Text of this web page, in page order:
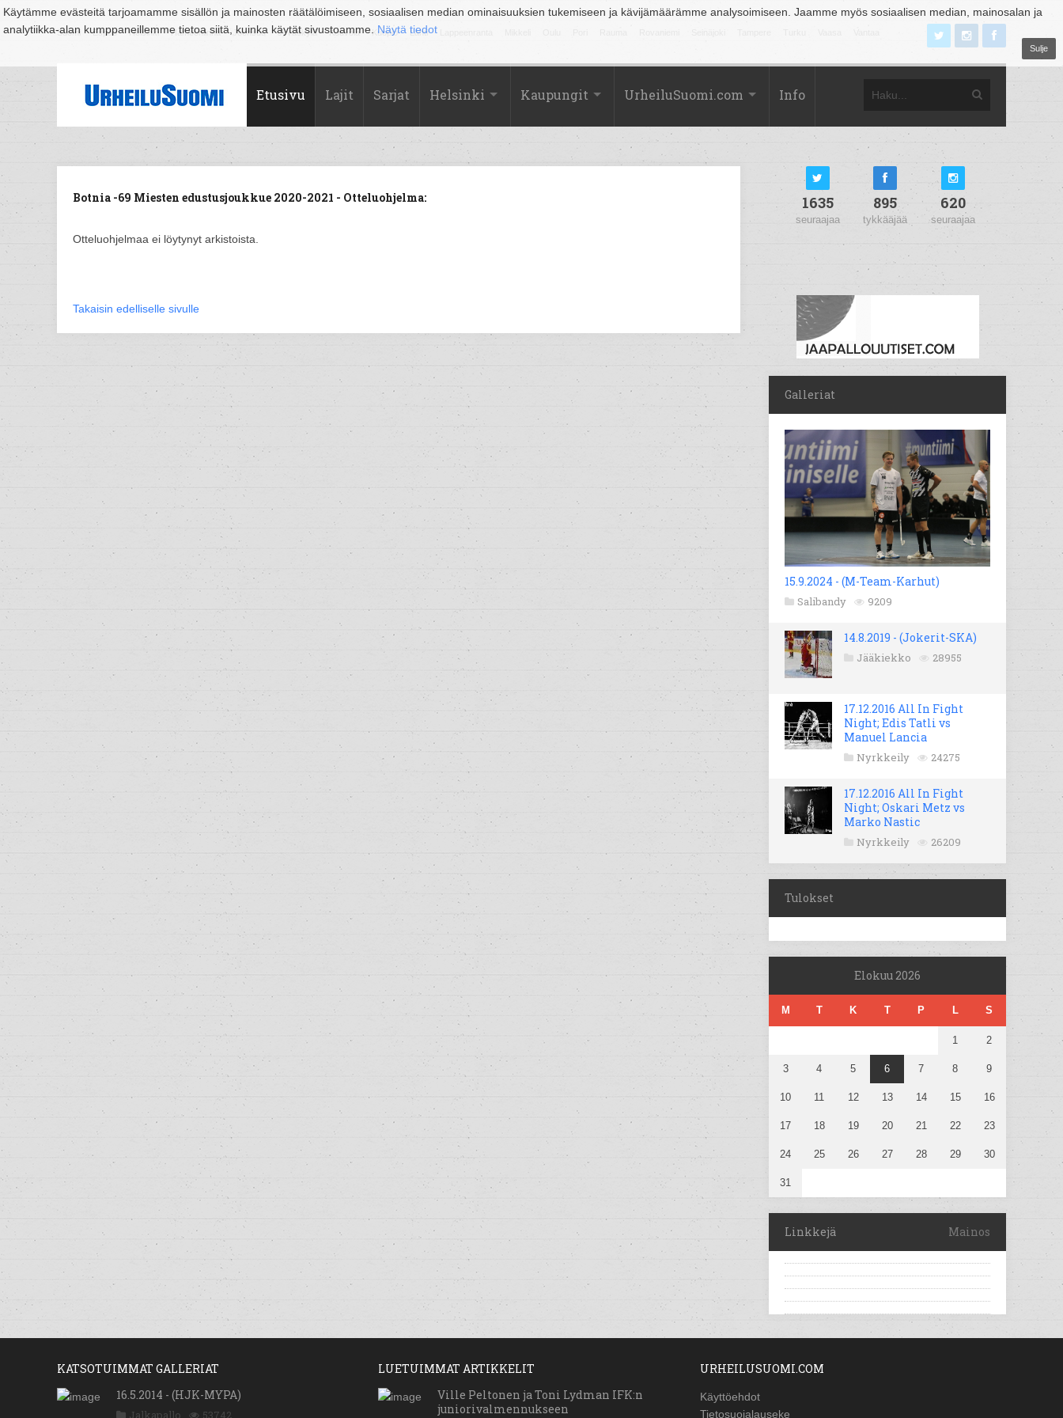
Käytämme evästeitä tarjoamamme sisällön ja mainosten räätälöimiseen, sosiaalisen median ominaisuuksien tukemiseen ja kävijämäärämme analysoimiseen. Jaamme myös sosiaalisen median, mainosalan ja
analytiikka-alan kumppaneillemme tietoa siitä, kuinka käytät sivustoamme. Näytä tiedot
Sulje
Suomi Espoo Helsinki Hämeenlinna Joensuu Jyväskylä Kouvola Kuopio Lahti
Etusivu Lajit Sarjat Helsinki Kaupungit UrheiluSuomi.com Info
Botnia -69 Miesten edustusjoukkue 2020-2021 - Otteluohjelma:
Otteluohjelmaa ei löytynyt arkistoista.
Takaisin edelliselle sivulle
1635
seuraajaa
895
tykkääjää
620
seuraajaa
Galleriat
15.9.2024 - (M-Team-Karhut)
Salibandy 9209
14.8.2019 - (Jokerit-SKA)
Jääkiekko 28955
17.12.2016 All In Fight
Night; Edis Tatli vs
Manuel Lancia
Nyrkkeily 24275
17.12.2016 All In Fight
Night; Oskari Metz vs
Marko Nastic
Nyrkkeily 26209
Tulokset
Elokuu 2026
M T K T P L S
1 2
3 4 5 6 7 8 9
10 11 12 13 14 15 16
17 18 19 20 21 22 23
24 25 26 27 28 29 30
31
Linkkejä Mainos
KATSOTUIMMAT GALLERIAT
16.5.2014 - (HJK-MYPA)
Jalkapallo 53742
LUETUIMMAT ARTIKKELIT
Ville Peltonen ja Toni Lydman IFK:n
juniorivalmennukseen
URHEILUSUOMI.COM
Käyttöehdot
Tietosuojalauseke